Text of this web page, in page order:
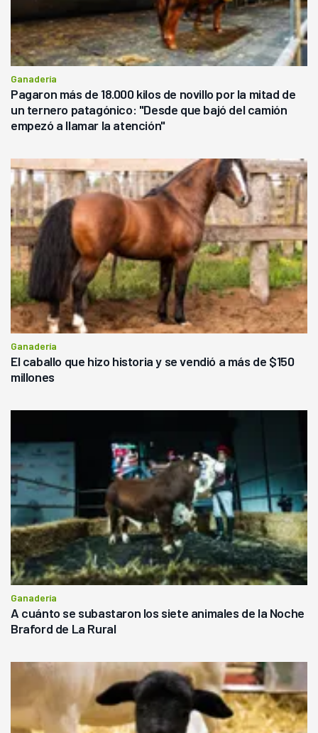
Ganadería
Pagaron más de 18.000 kilos de novillo por la mitad de
un ternero patagónico: "Desde que bajó del camión
empezó a llamar la atención"
Ganadería
El caballo que hizo historia y se vendió a más de $150
millones
Ganadería
A cuánto se subastaron los siete animales de la Noche
Braford de La Rural